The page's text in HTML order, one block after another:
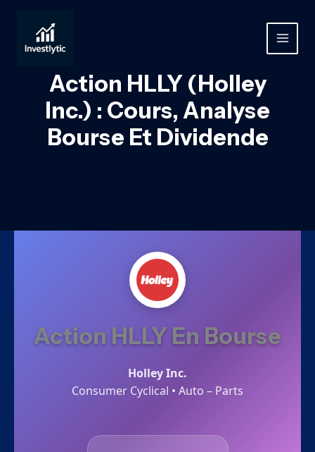
contenu
MAIN
Action HLLY (Holley
Inc.) : Cours, Analyse
Bourse Et Dividende
Action HLLY En Bourse
Holley Inc.
Consumer Cyclical • Auto – Parts